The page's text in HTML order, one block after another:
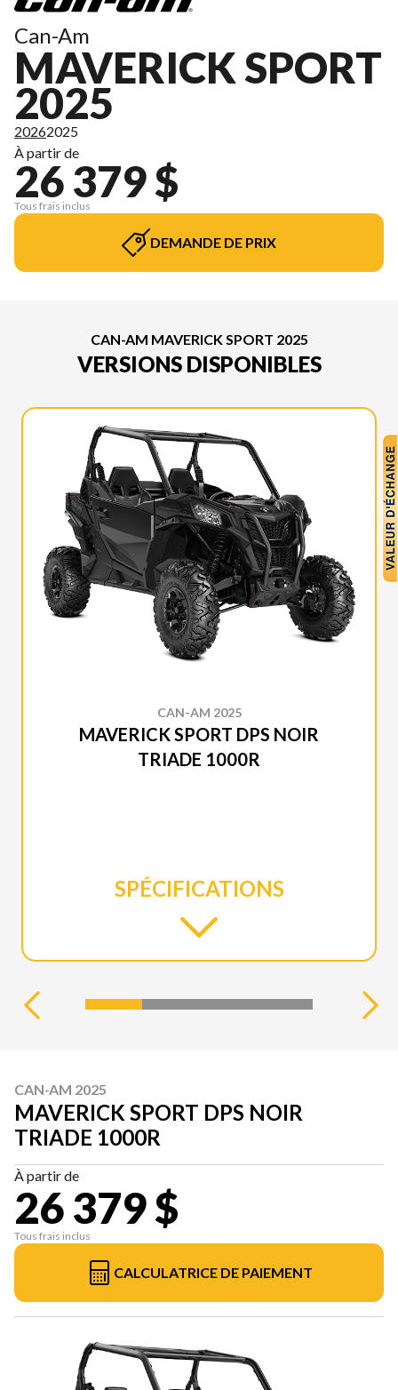
Can-Am
MAVERICK SPORT
2025
20262025
À partir de
26 379 $
Tous frais inclus
DEMANDE DE PRIX
CAN-AM MAVERICK SPORT 2025
VERSIONS DISPONIBLES
CAN-AM 2025
MAVERICK SPORT DPS NOIR
TRIADE 1000R
SPÉCIFICATIONS
CAN-AM 2025
MAVERICK SPORT DPS NOIR
TRIADE 1000R
À partir de
26 379 $
Tous frais inclus
CALCULATRICE DE PAIEMENT